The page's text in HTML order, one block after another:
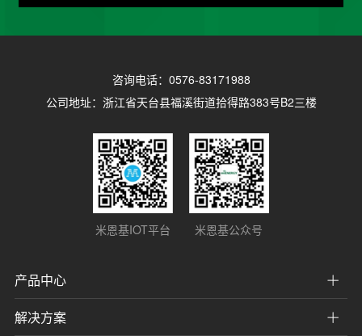
咨询电话：0576-83171988
公司地址：浙江省天台县福溪街道拾得路383号B2三楼
米恩基IOT平台 米恩基公众号
产品中心
解决方案